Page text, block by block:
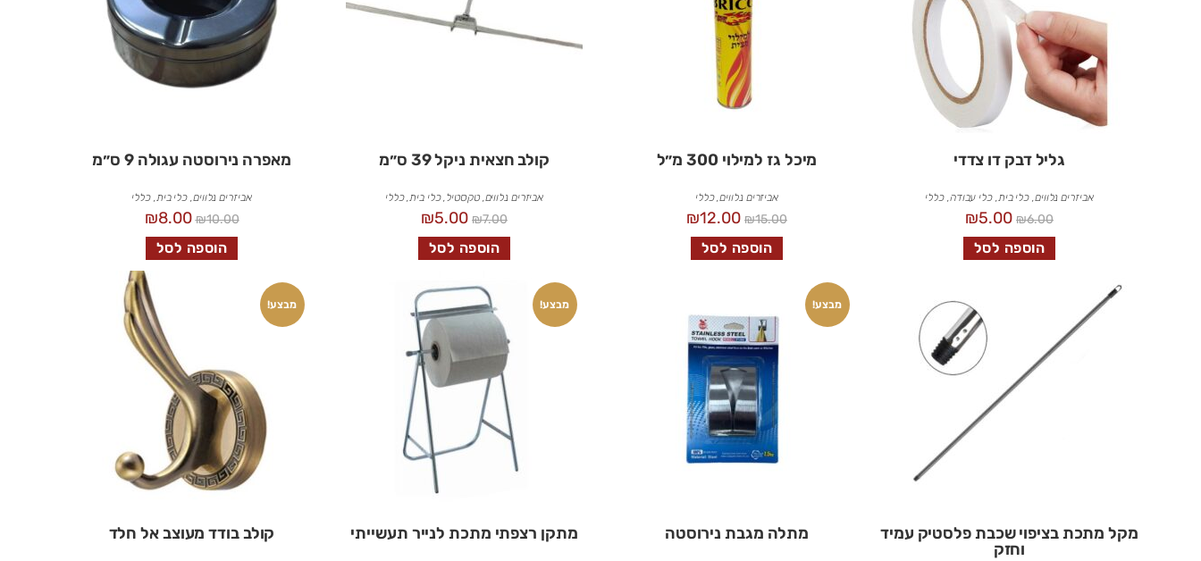
גליל דבק דו צדדי
אביזרים נלווים, כלי בית,כלי עבודה, כללי
₪6.00
₪5.00
הוספה לסל
מיכל גז למילוי 300 מ״ל
אביזרים נלווים,כללי
₪15.00
₪12.00
הוספה לסל
קולב חצאית ניקל 39 ס״מ
אביזרים נלווים,טקסטיל,כלי בית,כללי
₪7.00
₪5.00
הוספה לסל
מאפרה נירוסטה עגולה 9 ס״מ
אביזרים נלווים, כלי בית, כללי
₪10.00
₪8.00
הוספה לסל
מקל מתכת בציפוי שכבת פלסטיק עמיד
וחזק
מבצע!
מתלה מגבת נירוסטה
מבצע!
מתקן רצפתי מתכת לנייר תעשייתי
מבצע!
קולב בודד מעוצב אל חלד